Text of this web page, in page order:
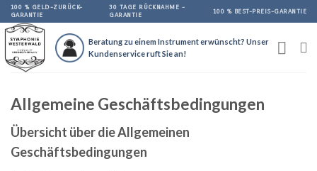
Skip
to
content
100 % GELD-ZURÜCK-
GARANTIE
30 TAGE RÜCKNAHME -
GARANTIE
100 % BEST-PREIS-GARANTIE
Beratung zu einem Instrument erwünscht? Unser
Kundenservice ruft Sie an!
Allgemeine Geschäftsbedingungen
Übersicht über die Allgemeinen
Geschäftsbedingungen